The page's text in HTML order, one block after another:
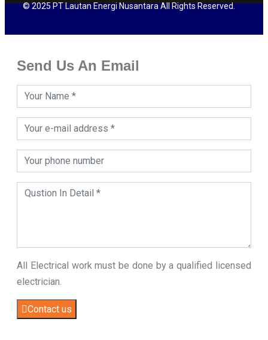
© 2025 PT Lautan Energi Nusantara All Rights Reserved.
Send Us An Email
All Electrical work must be done by a qualified licensed
electrician.
Contact us